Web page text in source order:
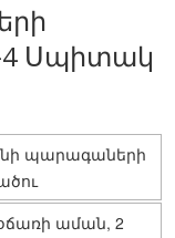
4 Սպիտակ
պարագաների
աման, 2